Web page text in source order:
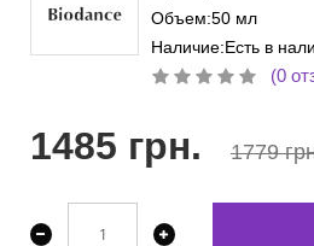
Объем:50 мл
Наличие:Есть в
(0
1485 грн. 1779